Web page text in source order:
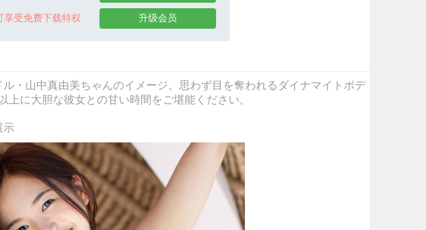
享受免费下载特权 升级会员
ル・山中真由美ちゃんのイメージ。思わず目を奪われるダイナマイトボデ
に大胆な彼女との甘い時間をご堪能ください。
示